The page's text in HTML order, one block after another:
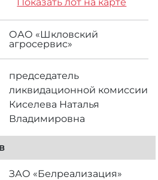
ОАО «Шкловский
агросервис»
председатель
ликвидационной комиссии
Киселева Наталья
Владимировна
ЗАО «Белреализация»